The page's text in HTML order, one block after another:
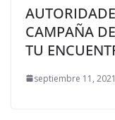
CAMPAÑA
TU
septiembre 11,